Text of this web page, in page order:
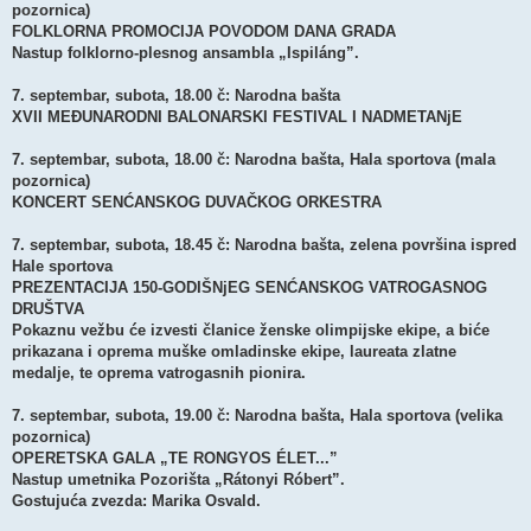
pozornica)
FOLKLORNA PROMOCIJA POVODOM DANA GRADA
Nastup folklorno-plesnog ansambla „Ispiláng”.
7. septembar, subota, 18.00 č: Narodna bašta
XVII MEĐUNARODNI BALONARSKI FESTIVAL I NADMETANjE
7. septembar, subota, 18.00 č: Narodna bašta, Hala sportova (mala
pozornica)
KONCERT SENĆANSKOG DUVAČKOG ORKESTRA
7. septembar, subota, 18.45 č: Narodna bašta, zelena površina ispred
Hale sportova
PREZENTACIJA 150-GODIŠNjEG SENĆANSKOG VATROGASNOG
DRUŠTVA
Pokaznu vežbu će izvesti članice ženske olimpijske ekipe, a biće
prikazana i oprema muške omladinske ekipe, laureata zlatne
medalje, te oprema vatrogasnih pionira.
7. septembar, subota, 19.00 č: Narodna bašta, Hala sportova (velika
pozornica)
OPERETSKA GALA „TE RONGYOS ÉLET...”
Nastup umetnika Pozorišta „Rátonyi Róbert”.
Gostujuća zvezda: Marika Osvald.